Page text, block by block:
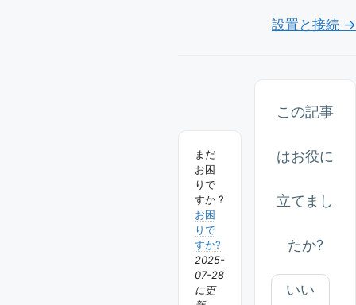
シ
ョ
ン
設置と接続 →
まだ
お困
りで
すか ?
お困
りで
すか?
2025-
07-28
に更
この記事
はお役に
立てまし
たか?
いい